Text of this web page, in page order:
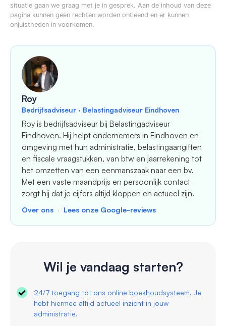
situatie gaan we graag met je in gesprek. Aan de inhoud van deze
pagina kunnen geen rechten worden ontleend en er kunnen
onjuistheden in voorkomen.
Roy
Bedrijfsadviseur · Belastingadviseur Eindhoven
Roy is bedrijfsadviseur bij Belastingadviseur
Eindhoven. Hij helpt ondernemers in Eindhoven en
omgeving met hun administratie, belastingaangiften
en fiscale vraagstukken, van btw en jaarrekening tot
het omzetten van een eenmanszaak naar een bv.
Met een vaste maandprijs en persoonlijk contact
zorgt hij dat je cijfers altijd kloppen en actueel zijn.
Over ons · Lees onze Google-reviews
Wil je vandaag starten?
24/7 toegang tot ons online boekhoudsysteem. Je
hebt hiermee altijd actueel inzicht in jouw
administratie.